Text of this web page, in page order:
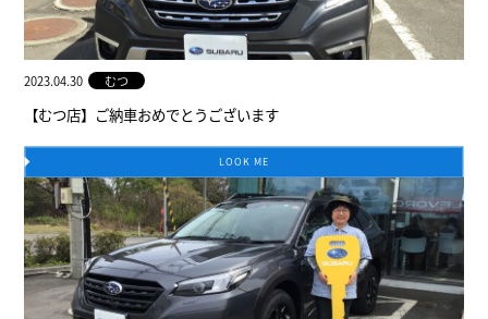
2023.04.30 むつ
【むつ店】ご納車おめでとうございます
LOOK ME